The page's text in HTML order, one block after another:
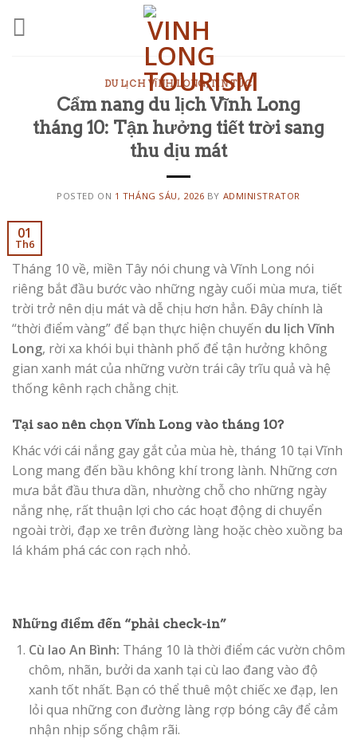
DU LỊCH VĨNH LONG,TIN TỨC
Cẩm nang du lịch Vĩnh Long
tháng 10: Tận hưởng tiết trời sang
thu dịu mát
POSTED ON 1 THÁNG SÁU, 2026 BY ADMINISTRATOR
01
Th6
Tháng 10 về, miền Tây nói chung và Vĩnh Long nói
riêng bắt đầu bước vào những ngày cuối mùa mưa, tiết
trời trở nên dịu mát và dễ chịu hơn hẳn. Đây chính là
“thời điểm vàng” để bạn thực hiện chuyến du lịch Vĩnh
Long, rời xa khói bụi thành phố để tận hưởng không
gian xanh mát của những vườn trái cây trĩu quả và hệ
thống kênh rạch chằng chịt.
Tại sao nên chọn Vĩnh Long vào tháng 10?
Khác với cái nắng gay gắt của mùa hè, tháng 10 tại Vĩnh
Long mang đến bầu không khí trong lành. Những cơn
mưa bắt đầu thưa dần, nhường chỗ cho những ngày
nắng nhẹ, rất thuận lợi cho các hoạt động di chuyển
ngoài trời, đạp xe trên đường làng hoặc chèo xuồng ba
lá khám phá các con rạch nhỏ.
Những điểm đến “phải check-in”
Cù lao An Bình: Tháng 10 là thời điểm các vườn chôm
chôm, nhãn, bưởi da xanh tại cù lao đang vào độ
xanh tốt nhất. Bạn có thể thuê một chiếc xe đạp, len
lỏi qua những con đường làng rợp bóng cây để cảm
nhận nhịp sống chậm rãi.